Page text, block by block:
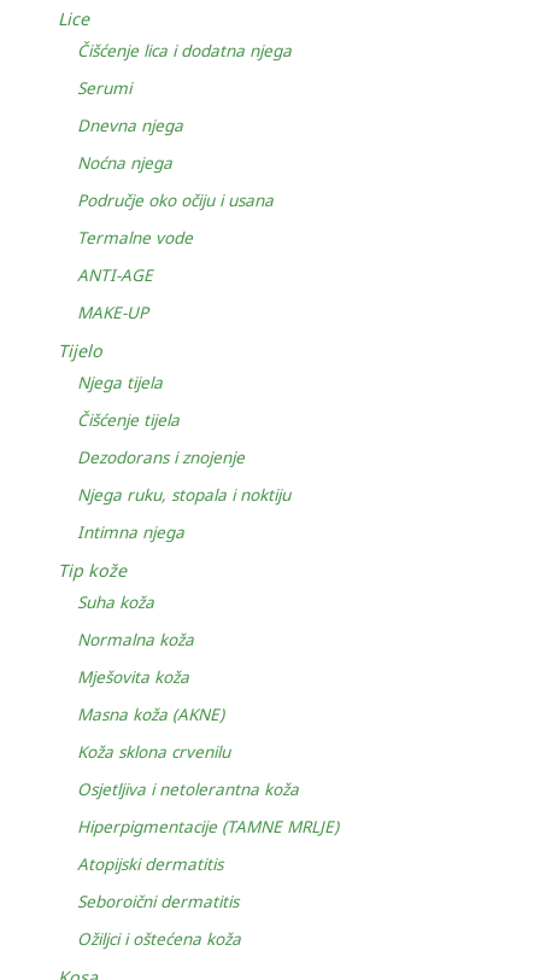
Lice
Čišćenje lica i dodatna njega
Serumi
Dnevna njega
Noćna njega
Područje oko očiju i usana
Termalne vode
ANTI-AGE
MAKE-UP
Tijelo
Njega tijela
Čišćenje tijela
Dezodorans i znojenje
Njega ruku, stopala i noktiju
Intimna njega
Tip kože
Suha koža
Normalna koža
Mješovita koža
Masna koža (AKNE)
Koža sklona crvenilu
Osjetljiva i netolerantna koža
Hiperpigmentacije (TAMNE MRLJE)
Atopijski dermatitis
Seboroični dermatitis
Ožiljci i oštećena koža